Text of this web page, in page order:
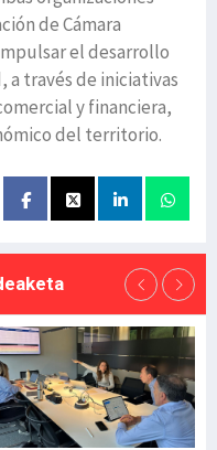
de Cámara
el desarrollo
través de iniciativas
y financiera,
del territorio.